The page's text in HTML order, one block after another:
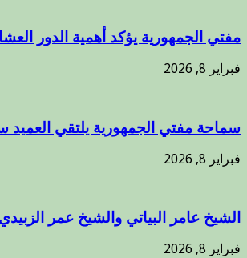
مفتي الجمهورية يؤكد أهمية الدور
فبراير 8, 2026
سماحة مفتي الجمهورية يلتقي العميد
فبراير 8, 2026
الشيخ عامر البياتي والشيخ عمر
فبراير 8, 2026